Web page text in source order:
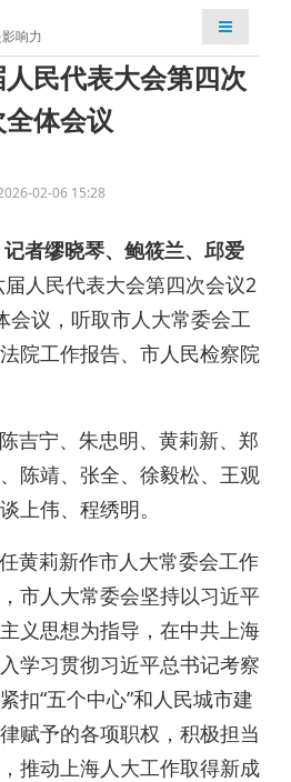
响力
检索
民代表大会第四次
体会议
02-06 15:28
者缪晓琴、鲍筱兰、邱爱
人民代表大会第四次会议2
会议，听取市人大常委会工
院工作报告、市人民检察院
吉宁、朱忠明、黄莉新、郑
陈靖、张全、徐毅松、王观
上伟、程绣明。
黄莉新作市人大常委会工作
市人大常委会坚持以习近平
义思想为指导，在中共上海
学习贯彻习近平总书记考察
扣“五个中心”和人民城市建
赋予的各项职权，积极担当
推动上海人大工作取得新成